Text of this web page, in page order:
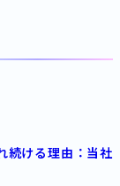
続ける理由：当社